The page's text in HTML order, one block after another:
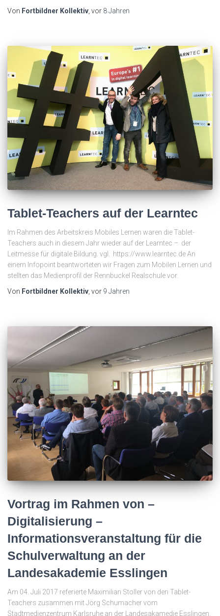
Von Fortbildner Kollektiv , vor 8 Jahren
Tablet-Teachers auf der Learntec
Im Rahmen des Arbeitskreis Mobiles Lernen waren die Tablet-
Teachers auch in diesem Jahr wieder auf der Learntec – der
Leitmesse für digitale Bildung. vgl. https://www.learntec.de An
einem Infopoint beantworteten wir Fragen zum Mobilen Lernen und
stellten das Medienprofil der Rennbuckel Realschule vor.
Von Fortbildner Kollektiv, vor 9 Jahren
Vortrag im Rahmen von –
Digitalisierung –
Informationsveranstaltung für die
Schulverwaltung an der
Landesakademie Esslingen
Am 04. Juli 2017 referierte Maximilian Stoller von den Tablet-
Teachers zusammen mit Jörg Schumacher vom
Stadtmedienzentrum Karlsruhe an der Landesakamedie Esslingen.